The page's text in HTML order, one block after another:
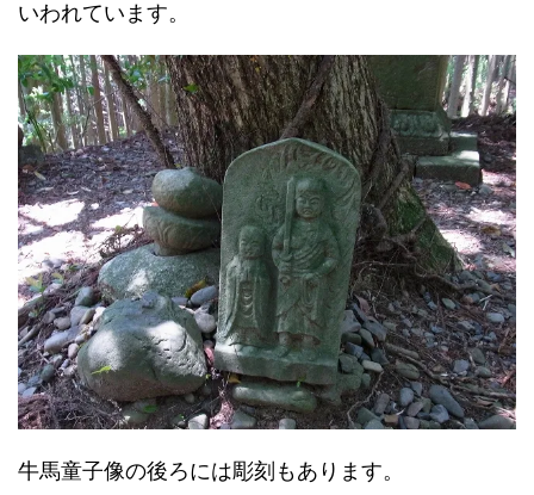
いわれています。
牛馬童子像の後ろには彫刻もあります。